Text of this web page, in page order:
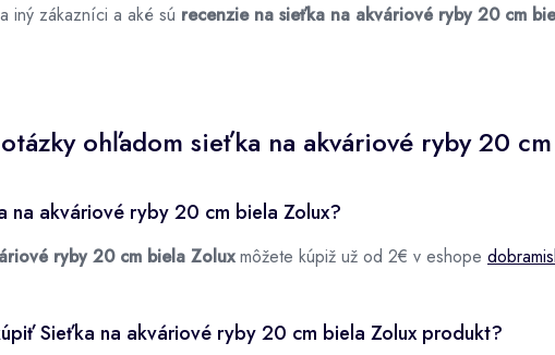
iný zákazníci a aké sú recenzie na sieťka na akváriové ryby 20 cm
ohľadom sieťka na akváriové ryby 20
na akváriové ryby 20 cm biela Zolux?
ryby 20 cm biela Zoluxmôžete kúpiž už od 2€ v eshope
Sieťka na akváriové ryby 20 cm biela Zolux produkt?